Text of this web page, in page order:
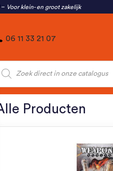
Voor klein- en groot zakelijk
06 11 33 21 07
Producten